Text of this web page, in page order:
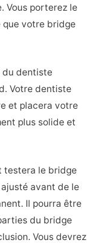
Vous porterez le
que votre bridge
du dentiste
Votre dentiste
et placera votre
plus solide et
testera le bridge
ajusté avant de le
Il pourra être
du bridge
Vous devrez